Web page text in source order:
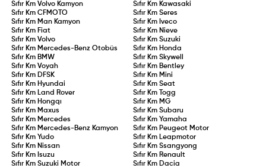
Sıfır KmVolvo Kamyon Sıfır Km Kawasaki
Sıfır KmCFMOTO Sıfır Km Seres
Sıfır Km Man Kamyon Sıfır Km Iveco
Sıfır Km Fiat Sıfır Km Nieve
Sıfır KmVolvo Sıfır Km Suzuki
Sıfır Km Mercedes-Benz Otobüs Sıfır Km Honda
Sıfır Km BMW Sıfır Km Skywell
Sıfır KmVoyah Sıfır Km Bentley
Sıfır Km DFSK Sıfır Km Mini
Sıfır Km Hyundai Sıfır Km Seat
Sıfır Km Land Rover Sıfır Km
Togg
Sıfır Km Hongqı Sıfır Km MG
Sıfır Km Maxus Sıfır Km Subaru
Sıfır Km Mercedes Sıfır Km Yamaha
Sıfır Km Mercedes-Benz Kamyon Sıfır Km Peugeot Motor
Sıfır KmYudo Sıfır Km Leapmotor
Sıfır Km Nissan Sıfır Km Ssangyong
Sıfır Km Isuzu Sıfır Km Renault
Sıfır KmSuzuki Motor Sıfır Km Dacia